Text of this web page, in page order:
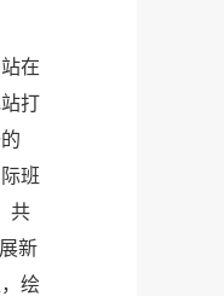
在
打
班
共
新
绘